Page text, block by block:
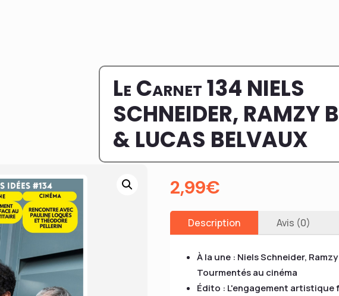
Le Carnet 134 NIELS
SCHNEIDER, RAMZY
& LUCAS BELVAUX
2,99€
Description Avis (0)
À la une : Niels Schneider,
Tourmentés au cinéma
Édito : L'engagement